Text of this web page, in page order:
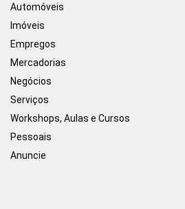
Automóveis
Imóveis
Empregos
Mercadorias
Negócios
Serviços
Workshops, Aulas e Cursos
Pessoais
Anuncie